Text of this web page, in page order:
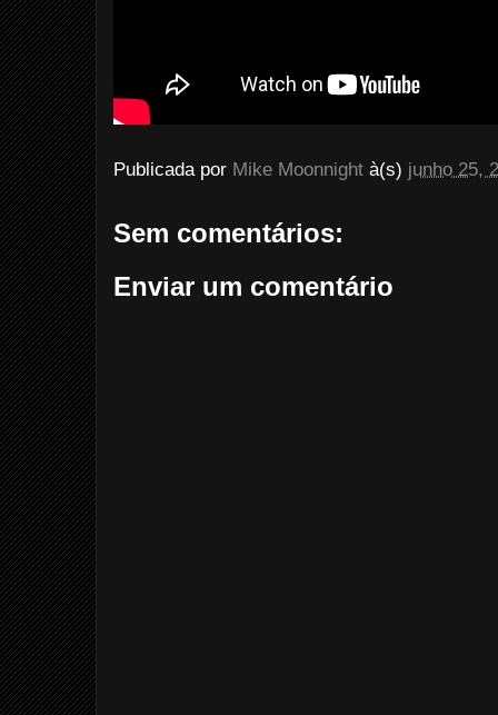
Publicada por Mike Moonnight à(s) junho 25,
Sem comentários:
Enviar um comentário